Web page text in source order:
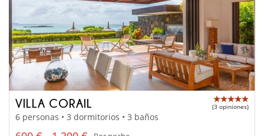
VILLA CORAIL (3 opiniones)
6 personas • 3 dormitorios • 3 baños